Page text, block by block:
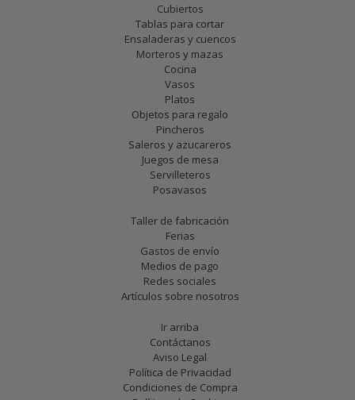
Cubiertos
Tablas para cortar
Ensaladeras y cuencos
Morteros y mazas
Cocina
Vasos
Platos
Objetos para regalo
Pincheros
Saleros y azucareros
Juegos de mesa
Servilleteros
Posavasos
Taller de fabricación
Ferias
Gastos de envío
Medios de pago
Redes sociales
Artículos sobre nosotros
Ir arriba
Contáctanos
Aviso Legal
Política de Privacidad
Condiciones de Compra